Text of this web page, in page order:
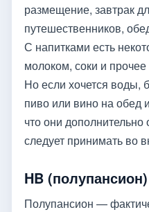
размещение, завтрак
путешественников,
С напитками есть
молоком, соки и
Но если хочется воды,
пиво или вино на обед
что они
следует принимать во
HB (полупансион)
Полупансион —